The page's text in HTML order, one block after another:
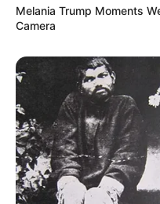
perhatian
Melania Trump Moments
Camera